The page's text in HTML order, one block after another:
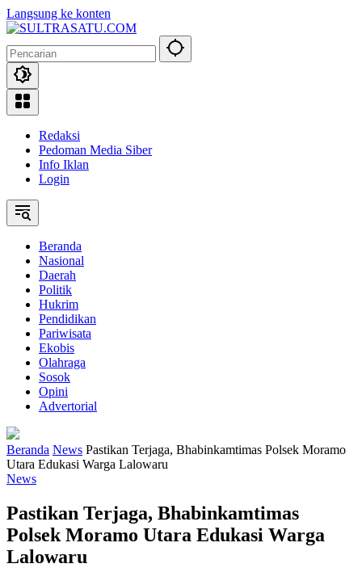
Langsung ke konten
Redaksi
Pedoman Media Siber
Info Iklan
Login
Beranda
Nasional
Daerah
Politik
Hukrim
Pendidikan
Pariwisata
Ekobis
Olahraga
Sosok
Opini
Advertorial
Beranda News Pastikan Terjaga, Bhabinkamtimas Polsek Moramo
Utara Edukasi Warga Lalowaru
News
Pastikan Terjaga, Bhabinkamtimas
Polsek Moramo Utara Edukasi Warga
Lalowaru